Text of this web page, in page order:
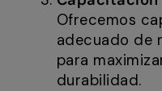
Ofrecemos
adecuado de
para
durabilidad.